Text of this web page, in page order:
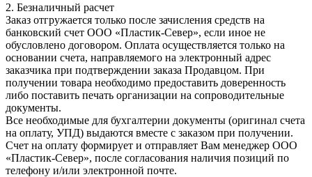
2. Безналичный расчет
Заказ отгружается только после зачисления средств на
банковский счет ООО «Пластик-Север», если иное не
обусловлено договором. Оплата осуществляется только на
основании счета, направляемого на электронный адрес
заказчика при подтверждении заказа Продавцом. При
получении товара необходимо предоставить доверенность
либо поставить печать организации на сопроводительные
документы.
Все необходимые для бухгалтерии документы (оригинал счета
на оплату, УПД) выдаются вместе с заказом при получении.
Счет на оплату формирует и отправляет Вам менеджер ООО
«Пластик-Север», после согласования наличия позиций по
телефону и/или электронной почте.